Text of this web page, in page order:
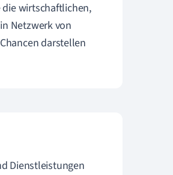
wirtschaftlichen,
Netzwerk von
darstellen
Dienstleistungen